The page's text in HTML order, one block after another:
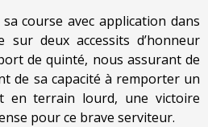
sa course avec application dans
deux accessits d’honneur
de quinté, nous assurant de
de sa capacité à remporter un
en terrain lourd, une victoire
pour ce brave serviteur.